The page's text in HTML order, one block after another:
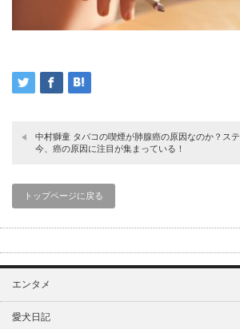
中村獅童 タバコの喫煙が肺腺癌の原因なのか？ス
今、癌の原因に注目が集まっている！
トップページに戻る
エンタメ
愛犬日記